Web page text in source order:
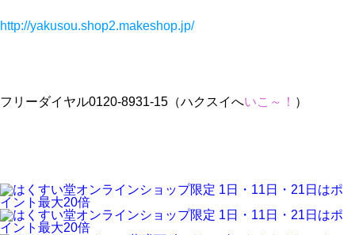
http://yakusou.shop2.makeshop.jp/
フリーダイヤル0120-8931-15（ハクスイへいこ～！ ）